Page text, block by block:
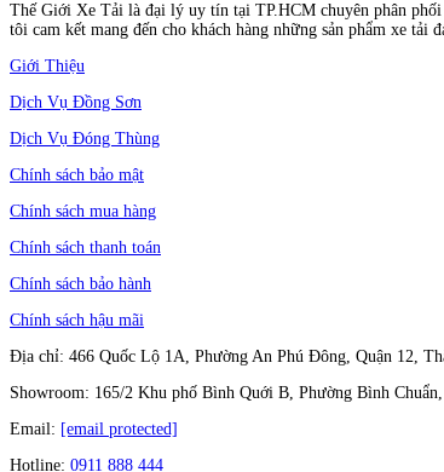
Thế Giới Xe Tải là đại lý uy tín tại TP.HCM chuyên phân
tôi cam kết mang đến cho khách hàng những sản phẩm xe
Giới Thiệu
Dịch Vụ Đồng Sơn
Dịch Vụ Đóng Thùng
Chính sách bảo mật
Chính sách mua hàng
Chính sách thanh toán
Chính sách bảo hành
Chính sách hậu mãi
Địa chỉ: 466 Quốc Lộ 1A, Phường An Phú Đông, Quận 12,
Showroom: 165/2 Khu phố Bình Quới B, Phường Bình
Email: [email protected]
Hotline: 0911 888 444